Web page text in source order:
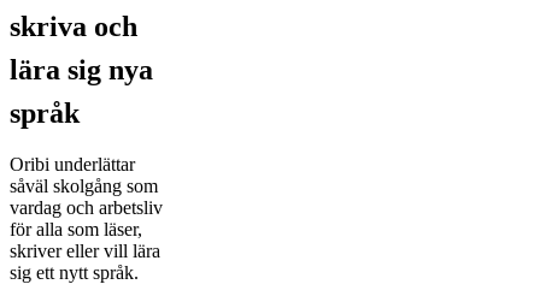
skriva och
lära sig nya
språk
Oribi underlättar
såväl skolgång som
vardag och arbetsliv
för alla som läser,
skriver eller vill lära
sig ett nytt språk.